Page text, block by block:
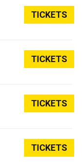
TICKETS
TICKETS
TICKETS
TICKETS